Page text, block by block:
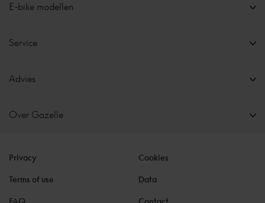
E-bike modellen
Service
Advies
Over Gazelle
Privacy Cookies
Terms of use Data